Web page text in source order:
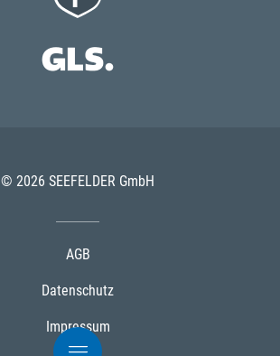
© 2026 SEEFELDER GmbH
AGB
Datenschutz
Impressum